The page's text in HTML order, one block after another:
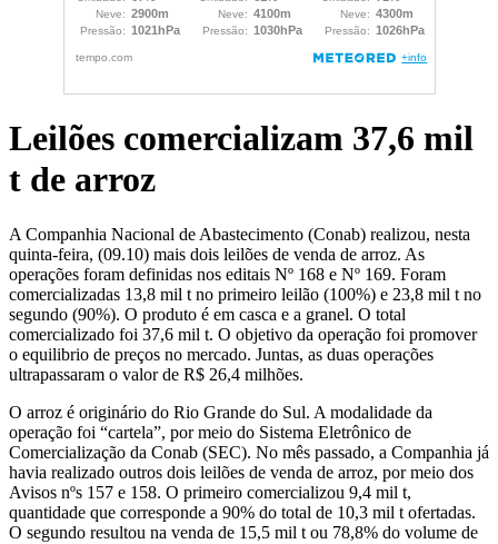
Leilões comercializam 37,6 mil
t de arroz
A Companhia Nacional de Abastecimento (Conab) realizou, nesta
quinta-feira, (09.10) mais dois leilões de venda de arroz. As
operações foram definidas nos editais Nº 168 e Nº 169. Foram
comercializadas 13,8 mil t no primeiro leilão (100%) e 23,8 mil t no
segundo (90%). O produto é em casca e a granel. O total
comercializado foi 37,6 mil t. O objetivo da operação foi promover
o equilibrio de preços no mercado. Juntas, as duas operações
ultrapassaram o valor de R$ 26,4 milhões.
O arroz é originário do Rio Grande do Sul. A modalidade da
operação foi “cartela”, por meio do Sistema Eletrônico de
Comercialização da Conab (SEC). No mês passado, a Companhia já
havia realizado outros dois leilões de venda de arroz, por meio dos
Avisos nºs 157 e 158. O primeiro comercializou 9,4 mil t,
quantidade que corresponde a 90% do total de 10,3 mil t ofertadas.
O segundo resultou na venda de 15,5 mil t ou 78,8% do volume de